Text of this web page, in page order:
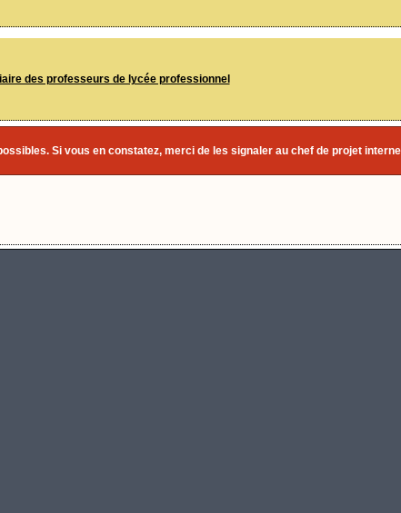
des professeurs de lycée professionnel
Si vous en constatez, merci de les signaler au chef de projet